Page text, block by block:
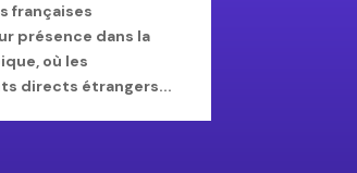
françaises
présence dans la
où les
directs étrangers...